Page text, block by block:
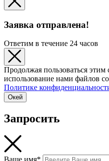
Заявка отправлена!
Ответим в течение 24 часов
Продолжая пользоваться этим
использование нами файлов
Политике
Окей
Запросить
Ваше имя*